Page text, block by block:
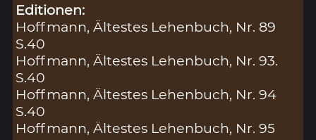
Editionen:
Hoffmann, Ältestes Lehenbuch, Nr. 89
S.40
Hoffmann, Ältestes Lehenbuch, Nr. 93.
S.40
Hoffmann, Ältestes Lehenbuch, Nr. 94
S.40
Hoffmann, Ältestes Lehenbuch, Nr. 95